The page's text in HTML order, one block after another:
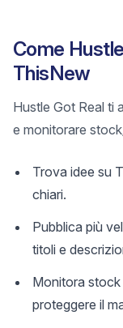
Come
ThisNew
Hustle Got Real ti
e monitorare
Trova idee su
chiari.
Pubblica più
titoli e
Monitora stock
proteggere il